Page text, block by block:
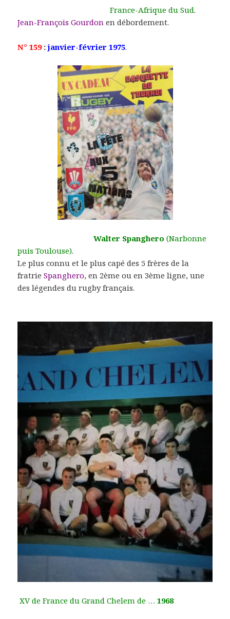
France-Afrique du Sud.
Jean-François Gourdon en débordement.
N° 159:janvier-février 1975.
Walter Spanghero (Narbonne
puis Toulouse).
Le plus connu et le plus capé des 5 frères de la
fratrieSpanghero, en 2ème ou en 3ème ligne, une
des légendes du rugby français.
XV de France du Grand Chelem de …1968